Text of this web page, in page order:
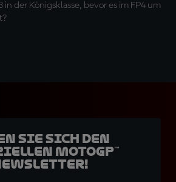
in der Königsklasse, bevor es im FP4 um
Sie sich den
MotoGP™